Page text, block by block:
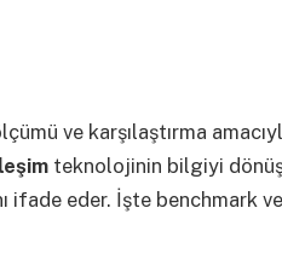
ve karşılaştırma
teknolojinin bilgiyi
ifade eder. İşte benchmark